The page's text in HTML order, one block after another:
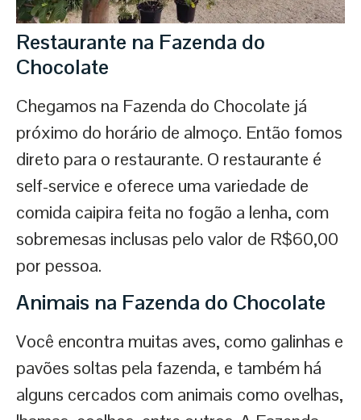
Restaurante na Fazenda do
Chocolate
Chegamos na Fazenda do Chocolate já
próximo do horário de almoço. Então fomos
direto para o restaurante. O restaurante é
self-service e oferece uma variedade de
comida caipira feita no fogão a lenha, com
sobremesas inclusas pelo valor de R$60,00
por pessoa.
Animais na Fazenda do Chocolate
Você encontra muitas aves, como galinhas e
pavões soltas pela fazenda, e também há
alguns cercados com animais como ovelhas,